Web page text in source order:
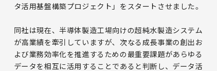
タ活用基盤構築プロジェクト」をスタートさせました。
同社は現在、半導体製造工場向けの超純水製造システム
が高業績を牽引していますが、次なる成長事業の創出お
よび業務効率化を推進するための最重要課題があらゆる
データを相互に活用することであると判断し、データ活